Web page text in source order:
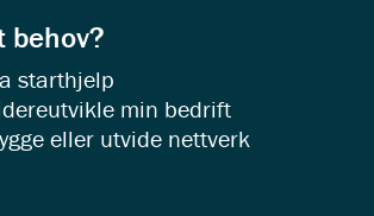
behov?
starthjelp
min bedrift
eller utvide nettverk